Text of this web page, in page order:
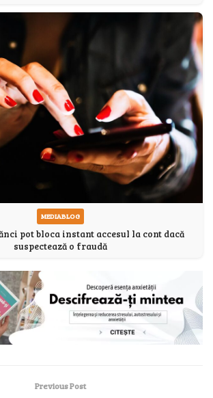
MEDIABLOG
pot bloca instant accesul la cont dacă
suspectează o fraudă
Previous Post